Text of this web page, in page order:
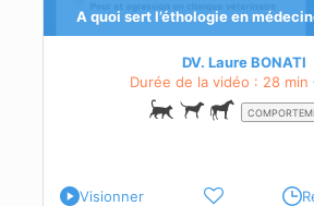
A quoi sert l’éthologie en
DV. Laure BONATI
Durée de la vidéo : 28 min
Visionner